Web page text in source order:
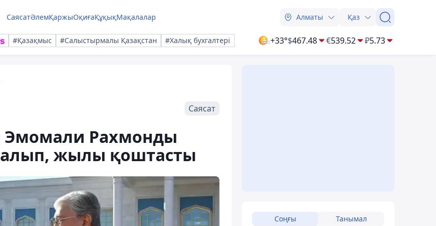
СаясатӘлемҚаржыОқиғаҚұқықМақалалар Алматы Қаз
#Қазақмыс #Салыстырмалы Қазақстан #Халық бухгалтері +33°$467.48 €539.52 ₽5.73
Саясат
Эмомали Рахмонды
жылы қоштасты
Соңғы Танымал